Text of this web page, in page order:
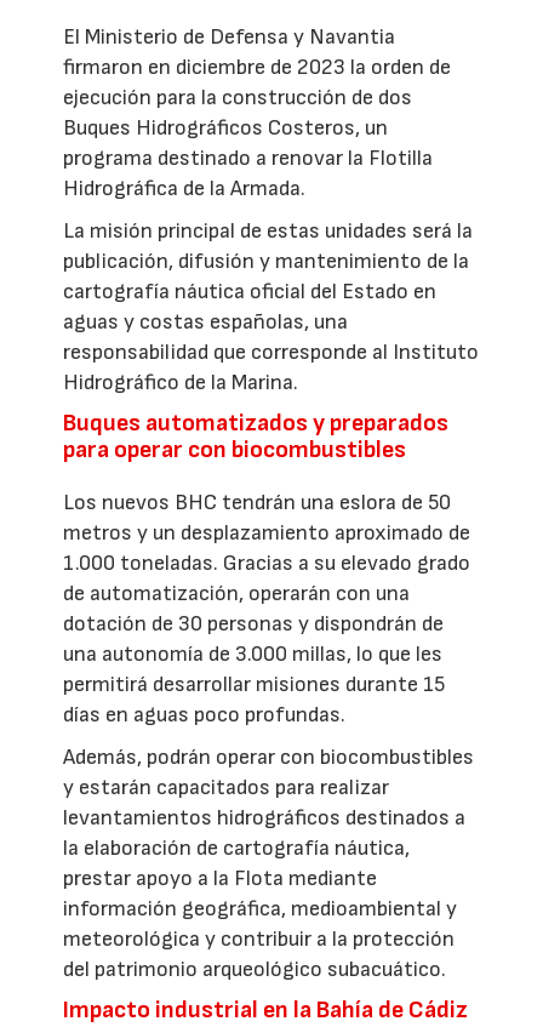
El Ministerio de Defensa y Navantia
firmaron en diciembre de 2023 la orden de
ejecución para la construcción de dos
Buques Hidrográficos Costeros, un
programa destinado a renovar la Flotilla
Hidrográfica de la Armada.
La misión principal de estas unidades será la
publicación, difusión y mantenimiento de la
cartografía náutica oficial del Estado en
aguas y costas españolas, una
responsabilidad que corresponde al Instituto
Hidrográfico de la Marina.
Buques automatizados y preparados
para operar con biocombustibles
Los nuevos BHC tendrán una eslora de 50
metros y un desplazamiento aproximado de
1.000 toneladas. Gracias a su elevado grado
de automatización, operarán con una
dotación de 30 personas y dispondrán de
una autonomía de 3.000 millas, lo que les
permitirá desarrollar misiones durante 15
días en aguas poco profundas.
Además, podrán operar con biocombustibles
y estarán capacitados para realizar
levantamientos hidrográficos destinados a
la elaboración de cartografía náutica,
prestar apoyo a la Flota mediante
información geográfica, medioambiental y
meteorológica y contribuir a la protección
del patrimonio arqueológico subacuático.
Impacto industrial en la Bahía de Cádiz